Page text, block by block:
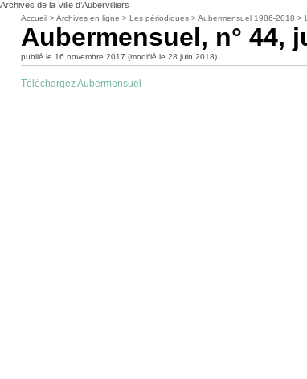
Archives de la Ville d’Aubervilliers
Accueil >Archives en ligne >Les périodiques >Aubermensuel 1986-2018 >
Aubermensuel, n° 44,
publié le 16 novembre 2017 (modifié le 28 juin 2018)
Téléchargez Aubermensuel